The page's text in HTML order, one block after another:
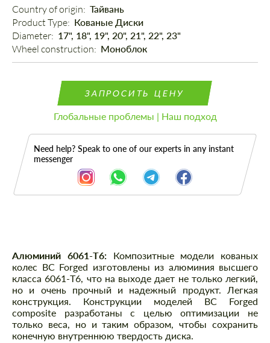
Country of origin: Тайвань
Product Type: Кованые Диски
Diameter: 17", 18", 19", 20", 21", 22", 23"
Wheel construction: Моноблок
ЗАПРОСИТЬ ЦЕНУ
Глобальные проблемы | Наш подход
Need help? Speak to one of our experts in any instant
messenger
Описание
Алюминий 6061-T6: Композитные модели кованых
колес BC Forged изготовлены из алюминия высшего
класса 6061-T6, что на выходе дает не только легкий,
но и очень прочный и надежный продукт. Легкая
конструкция. Конструкции моделей BC Forged
composite разработаны с целью оптимизации не
только веса, но и таким образом, чтобы сохранить
конечную внутреннюю твердость диска.